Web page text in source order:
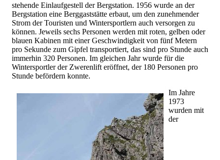
stehende Einlaufgestell der Bergstation. 1956 wurde an der
Bergstation eine Berggaststätte erbaut, um den zunehmender
Strom der Touristen und Wintersportlern auch versorgen zu
können. Jeweils sechs Personen werden mit roten, gelben oder
blauen Kabinen mit einer Geschwindigkeit von fünf Metern
pro Sekunde zum Gipfel transportiert, das sind pro Stunde auch
immerhin 320 Personen. Im gleichen Jahr wurde für die
Wintersportler der Zwerenlift eröffnet, der 180 Personen pro
Stunde befördern konnte.
Im Jahre
1973
wurden mit
der